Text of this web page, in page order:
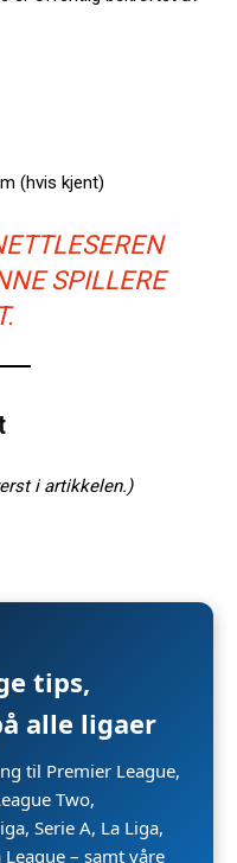
(hvis kjent)
SPILLERE
i artikkelen.)
tips,
alle ligaer
til Premier League,
Two,
Serie A, La Liga,
– samt våre